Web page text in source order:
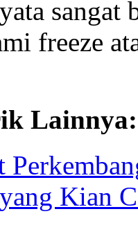
sangat
freeze
Lainnya:
Kian